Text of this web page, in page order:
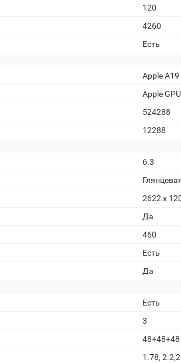
120
4260
Есть
Apple A19
Apple GPU
524288
12288
6.3
2622 x
Да
460
Есть
Да
Есть
3
48+48+48
1.78,